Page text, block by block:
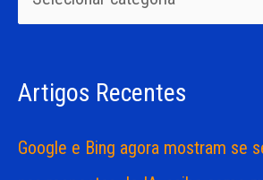
i
a
r
sArtigos Recentes
Google e Bing agora mostram se